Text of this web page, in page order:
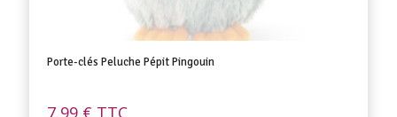
Porte-clés Peluche Pépit Pingouin
7,99 € TTC